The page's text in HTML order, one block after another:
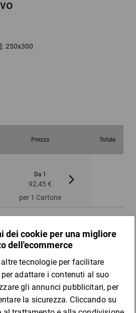
: 250x300
Prezzo Totale
Da 1
92,45 €
per 1 Cartone
PRODOTTO
di ulteriore nastro adesivo per